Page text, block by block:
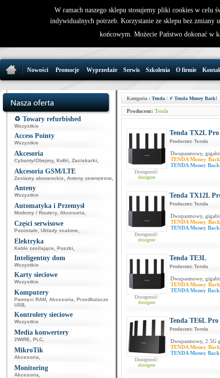
32 721 86
Nowości Promocje Wyprzedaże Serwis Szkolenia O firmie
♻️ Towary refurbished
Wszystkie
Access Pointy
Wszystkie
Akcesoria
Cybanty/Obejmy, Kołki Zaciskarki
Akcesoria GSM/LTE
Zestawy abonenckie Anteny zewnętrzne
Anteny
Wszystkie
Automatyka i Przemysł
Modemy / Routery, Akcesoria
Części serwisowe
Pozostałe Układy scalone
Elektryka
Kable zasilające Puszki
Inteligentny dom
Wszystkie
Karty sieciowe
Wszystkie
Komputery
Pamięci RAM Akcesoria
Przedłużacze
USB
Kontrolery sieciowe
Wszystkie
Media konwertery
2WIRE PLC
MikroTik
Akcesoria
Monitoring
Akcesoria
Kategoria : Tenda/ ⚡ Tenda Money Back!
Producent: Tenda
Dostępność:
dostępne
Tenda TX2L Pro
Producent: Tenda
Dwupasmowy,
TENDA Money Back
TENDA Money Back
Dostępność:
dostępne
Tenda TX12L
Producent: Tenda
Dwupasmowy,
TENDA Money Back
TENDA Money Back
Dostępność:
dostępne
Tenda TE3L
Producent: Tenda
Dwupasmowy,
TENDA Money Back
TENDA Money Back
Dostępność:
dostępne
Tenda TE6L Pro
Producent: Tenda
Dwupasmowy, 2.5G
TENDA Money Back
TENDA Money Back
W ramach naszego sklepu stosujemy pliki cookies w celu
indywidualnych potrzeb. Korzystanie ze sklepu bez zmiany
końcowym. Możecie Państwo dokonać w